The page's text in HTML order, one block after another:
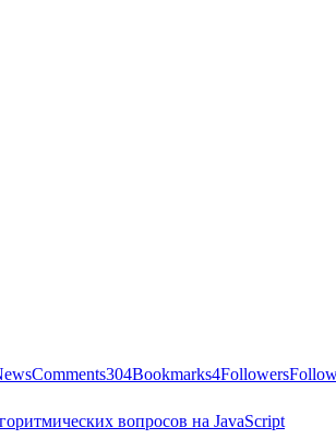
Comments304Bookmarks4Followers
вопросов на JavaScript